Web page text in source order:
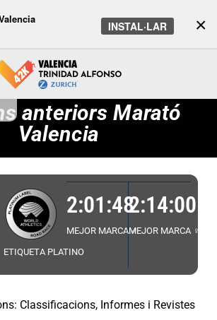
×
INSTAL·LAR
anteriors Marató
Valencia
ETIQUETA PLATINO
2:01:48
MEJOR MARCA ♂
2:14:00
MEJOR MARCA ♀
Classificacions, Informes i Revistes